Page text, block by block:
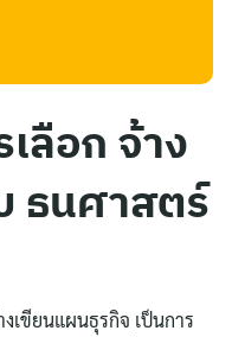
ลือก จ้าง
ธนศาสตร์
เขียนแผนธุรกิจ เป็นการ